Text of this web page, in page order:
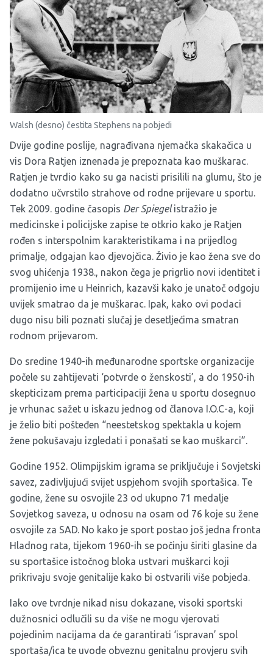
Walsh (desno) čestita Stephens na pobjedi
Dvije godine poslije, nagrađivana njemačka skakačica u
vis Dora Ratjen iznenada je prepoznata kao muškarac.
Ratjen je tvrdio kako su ga nacisti prisilili na glumu, što je
dodatno učvrstilo strahove od rodne prijevare u sportu.
Tek 2009. godine časopis Der Spiegelistražio je
medicinske i policijske zapise te otkrio kako je Ratjen
rođen s interspolnim karakteristikama i na prijedlog
primalje, odgajan kao djevojčica. Živio je kao žena sve do
svog uhićenja 1938., nakon čega je prigrlio novi identitet i
promijenio ime u Heinrich, kazavši kako je unatoč odgoju
uvijek smatrao da je muškarac. Ipak, kako ovi podaci
dugo nisu bili poznati slučaj je desetljećima smatran
rodnom prijevarom.
Do sredine 1940-ih međunarodne sportske organizacije
počele su zahtijevati ‘potvrde o ženskosti’, a do 1950-ih
skepticizam prema participaciji žena u sportu dosegnuo
je vrhunac sažet u iskazu jednog od članova I.O.C-a, koji
je želio biti pošteđen “neestetskog spektakla u kojem
žene pokušavaju izgledati i ponašati se kao muškarci”.
Godine 1952. Olimpijskim igrama se priključuje i Sovjetski
savez, zadivljujući svijet uspjehom svojih sportašica. Te
godine, žene su osvojile 23 od ukupno 71 medalje
Sovjetkog saveza, u odnosu na osam od 76 koje su žene
osvojile za SAD. No kako je sport postao još jedna fronta
Hladnog rata, tijekom 1960-ih se počinju širiti glasine da
su sportašice istočnog bloka ustvari muškarci koji
prikrivaju svoje genitalije kako bi ostvarili više pobjeda.
Iako ove tvrdnje nikad nisu dokazane, visoki sportski
dužnosnici odlučili su da više ne mogu vjerovati
pojedinim nacijama da će garantirati ‘ispravan’ spol
sportaša/ica te uvode obveznu genitalnu provjeru svih